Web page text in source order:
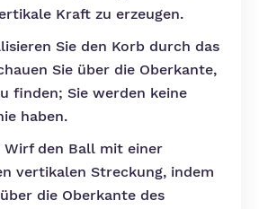
Kraft zu erzeugen.
Sie den Korb durch das
Sie über die Oberkante,
finden; Sie werden keine
haben.
Wirf den Ball mit einer
vertikalen Streckung, indem
die Oberkante des